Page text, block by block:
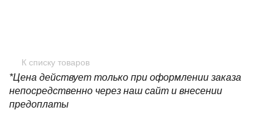
К списку товаров
*Цена действует только при оформлении заказа
непосредственно через наш сайт и внесении
предоплаты